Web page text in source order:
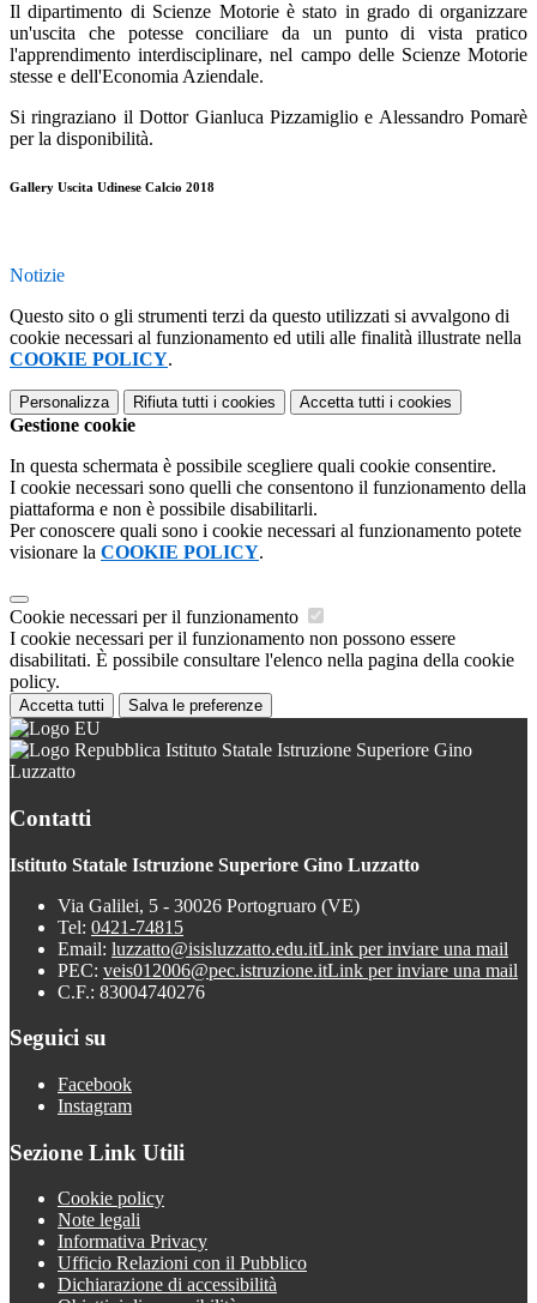
Il dipartimento di Scienze Motorie è stato in grado di organizzare
un'uscita che potesse conciliare da un punto di vista pratico
l'apprendimento interdisciplinare, nel campo delle Scienze Motorie
stesse e dell'Economia Aziendale.
Si ringraziano il Dottor Gianluca Pizzamiglio e Alessandro Pomarè
per la disponibilità.
Gallery Uscita Udinese Calcio 2018
Notizie
Questo sito o gli strumenti terzi da questo utilizzati si avvalgono di
cookie necessari al funzionamento ed utili alle finalità illustrate nella
COOKIE POLICY.
Personalizza Rifiuta tutti i cookies Accetta tutti i cookies
Gestione cookie
In questa schermata è possibile scegliere quali cookie consentire.
I cookie necessari sono quelli che consentono il funzionamento della
piattaforma e non è possibile disabilitarli.
Per conoscere quali sono i cookie necessari al funzionamento potete
visionare la COOKIE POLICY.
Cookie necessari per il funzionamento
I cookie necessari per il funzionamento non possono essere
disabilitati. È possibile consultare l'elenco nella pagina della cookie
policy.
Accetta tutti Salva le preferenze
Istituto Statale Istruzione Superiore Gino
Luzzatto
Contatti
Istituto Statale Istruzione Superiore Gino Luzzatto
Via Galilei, 5 - 30026 Portogruaro (VE)
Tel: 0421-74815
Email: luzzatto@isisluzzatto.edu.itLink per inviare una mail
PEC: veis012006@pec.istruzione.itLink per inviare una mail
C.F.: 83004740276
Seguici su
Facebook
Instagram
Sezione Link Utili
Cookie policy
Note legali
Informativa Privacy
Ufficio Relazioni con il Pubblico
Dichiarazione di accessibilità